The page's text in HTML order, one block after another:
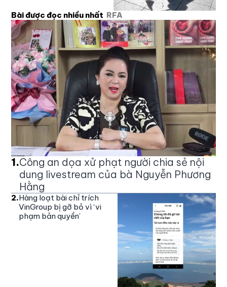
Bài được đọc nhiều nhất RFA
1.Công an dọa xử phạt người chia sẻ nội
dung livestream của bà Nguyễn Phương
Hằng
2.Hàng loạt bài chỉ trích
VinGroup bị gỡ bỏ vì ‘vi
phạm bản quyền’